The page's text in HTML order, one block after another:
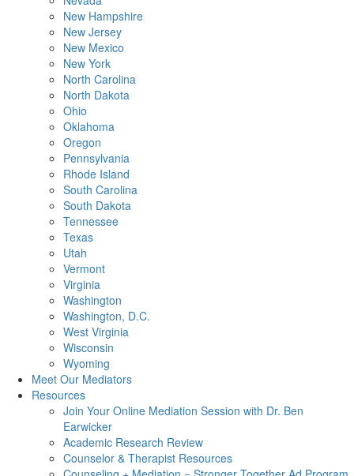
New Hampshire
New Jersey
New Mexico
New York
North Carolina
North Dakota
Ohio
Oklahoma
Oregon
Pennsylvania
Rhode Island
South Carolina
South Dakota
Tennessee
Texas
Utah
Vermont
Virginia
Washington
Washington, D.C.
West Virginia
Wisconsin
Wyoming
Meet Our Mediators
Resources
Join Your Online Mediation Session with Dr. Ben
Earwicker
Academic Research Review
Counselor & Therapist Resources